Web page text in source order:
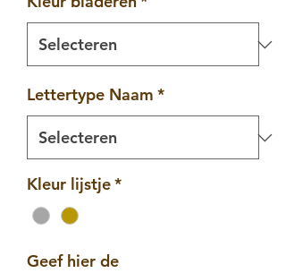
Lettertype Naam *
Kleur lijstje*
Geef hier de